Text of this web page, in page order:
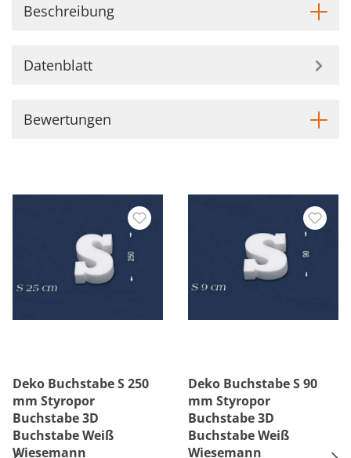
Beschreibung
Datenblatt
Bewertungen
Deko Buchstabe S 250
mm Styropor
Buchstabe 3D
Buchstabe Weiß
Wiesemann
Deko Buchstabe S 90
mm Styropor
Buchstabe 3D
Buchstabe Weiß
Wiesemann